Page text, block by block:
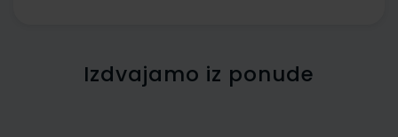
Izdvajamo iz ponude